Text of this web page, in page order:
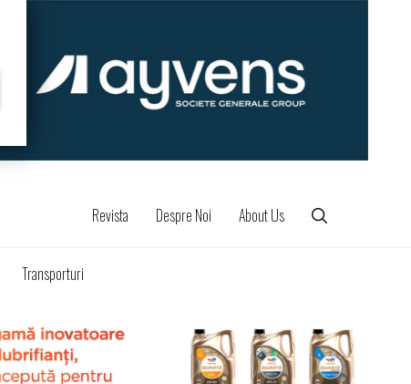
Revista Despre Noi About Us
Transporturi